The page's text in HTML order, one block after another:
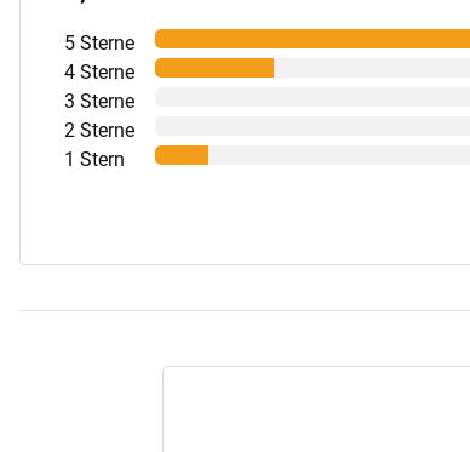
5 Sterne
4 Sterne
3 Sterne
2 Sterne
1 Stern